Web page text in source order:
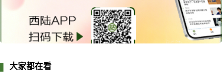
大家都在看